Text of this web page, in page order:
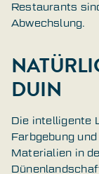
Restaurants
Abwechslung.
DUIN
Die intelligente
Farbgebung
Materialien in